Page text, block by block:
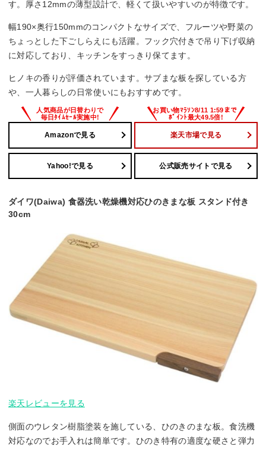
す。厚さ12mmの薄型設計で、軽くて扱いやすいのが特徴です。
幅190×奥行150mmのコンパクトなサイズで、フルーツや野菜の
ちょっとした下ごしらえにも活躍。フック穴付きで吊り下げ収納
に対応しており、キッチンをすっきり保てます。
ヒノキの香りが評価されています。サブまな板を探している方
や、一人暮らしの日常使いにもおすすめです。
Amazonで見る 楽天市場で見る
Yahoo!で見る 公式販売サイトで見る
ダイワ(Daiwa) 食器洗い乾燥機対応ひのきまな板 スタンド付き
30cm
楽天レビューを見る
側面のウレタン樹脂塗装を施している、ひのきのまな板。食洗機
対応なのでお手入れは簡単です。ひのき特有の適度な硬さと弾力